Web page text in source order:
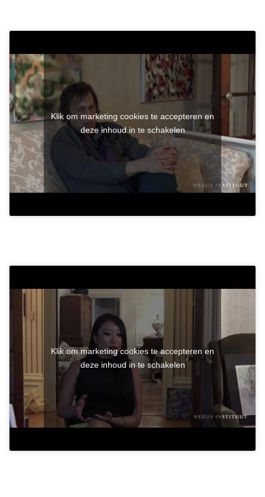
Klik om marketing cookies te accepteren en
deze inhoud in te schakelen
Klik om marketing cookies te accepteren en
deze inhoud in te schakelen